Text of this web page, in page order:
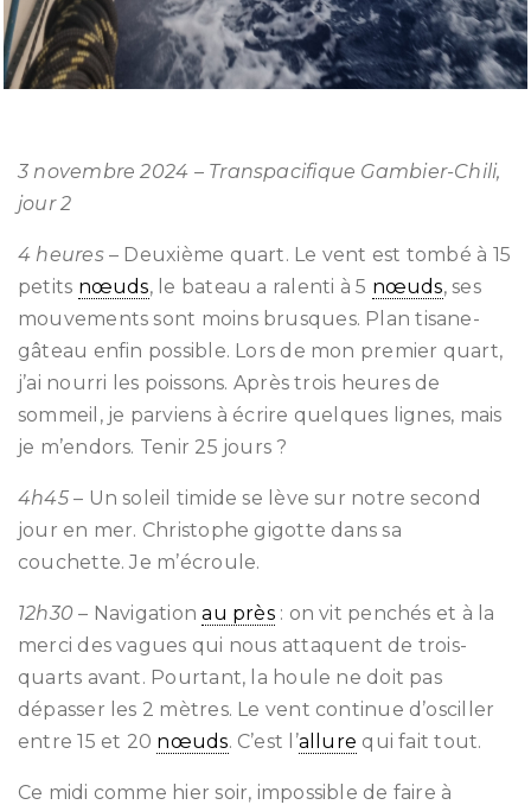
3 novembre 2024 – Transpacifique Gambier-Chili,
jour 2
4 heures– Deuxième quart. Le vent est tombé à 15
petits nœuds, le bateau a ralenti à 5 nœuds, ses
mouvements sont moins brusques. Plan tisane-
gâteau enfin possible. Lors de mon premier quart,
j’ai nourri les poissons. Après trois heures de
sommeil, je parviens à écrire quelques lignes, mais
je m’endors. Tenir 25 jours ?
4h45– Un soleil timide se lève sur notre second
jour en mer. Christophe gigotte dans sa
couchette. Je m’écroule.
12h30 – Navigationau près: on vit penchés et à la
merci des vagues qui nous attaquent de trois-
quarts avant. Pourtant, la houle ne doit pas
dépasser les 2 mètres. Le vent continue d’osciller
entre 15 et 20 nœuds. C’est l’allure qui fait tout.
Ce midi comme hier soir, impossible de faire à